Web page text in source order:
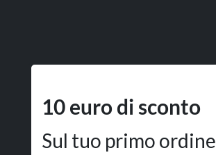
10 euro di sconto
Sul tuo primo ordine